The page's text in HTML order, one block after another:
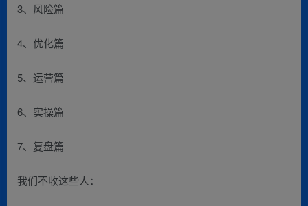
3、风险篇
4、优化篇
5、运营篇
6、实操篇
7、复盘篇
我们不收这些人：